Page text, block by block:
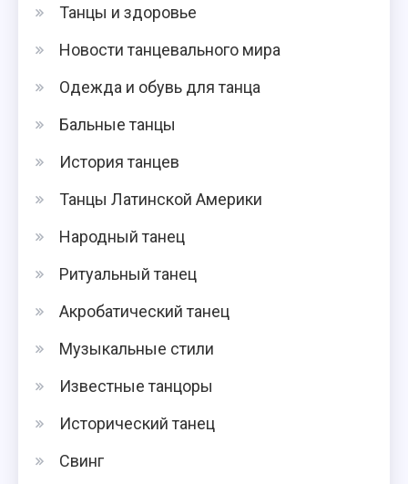
Танцы и здоровье
Новости танцевального мира
Одежда и обувь для танца
Бальные танцы
История танцев
Танцы Латинской Америки
Народный танец
Ритуальный танец
Акробатический танец
Музыкальные стили
Известные танцоры
Исторический танец
Свинг